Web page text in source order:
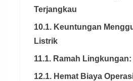
Terjangkau
10.1. Keuntungan
Listrik
11.1. Ramah Lingkungan:
12.1. Hemat Biaya